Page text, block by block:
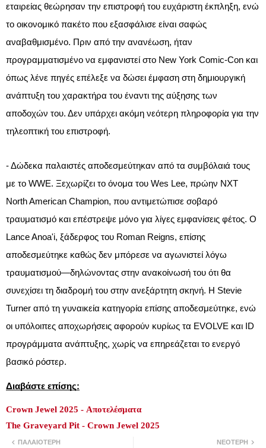
εταιρείας θεώρησαν την επιστροφή του ευχάριστη έκπληξη, ενώ
το οικονομικό πακέτο που εξασφάλισε είναι σαφώς
αναβαθμισμένο. Πριν από την ανανέωση, ήταν
προγραμματισμένο να εμφανιστεί στο New York Comic-Con και
όπως λένε πηγές επέλεξε να δώσει έμφαση στη δημιουργική
ανάπτυξη του χαρακτήρα του έναντι της αύξησης των
αποδοχών του. Δεν υπάρχει ακόμη νεότερη πληροφορία για την
τηλεοπτική του επιστροφή.
- Δώδεκα παλαιστές αποδεσμεύτηκαν από τα συμβόλαιά τους
με το WWE. Ξεχωρίζει το όνομα του Wes Lee, πρώην NXT
North American Champion, που αντιμετώπισε σοβαρό
τραυματισμό και επέστρεψε μόνο για λίγες εμφανίσεις φέτος. Ο
Lance Anoa'i, ξάδερφος του Roman Reigns, επίσης
αποδεσμεύτηκε καθώς δεν μπόρεσε να αγωνιστεί λόγω
τραυματισμού—δηλώνοντας στην ανακοίνωσή του ότι θα
συνεχίσει τη διαδρομή του στην ανεξάρτητη σκηνή. Η Stevie
Turner από τη γυναικεία κατηγορία επίσης αποδεσμεύτηκε, ενώ
οι υπόλοιπες αποχωρήσεις αφορούν κυρίως τα EVOLVE και ID
προγράμματα ανάπτυξης, χωρίς να επηρεάζεται το ενεργό
βασικό ρόστερ.
Διαβάστε επίσης:
Crown Jewel 2025 - Αποτελέσματα
The Graveyard Pit - Crown Jewel 2025
ΝΕΌΤΕΡΗ
ΠΑΛΑΙΌΤΕΡΗ